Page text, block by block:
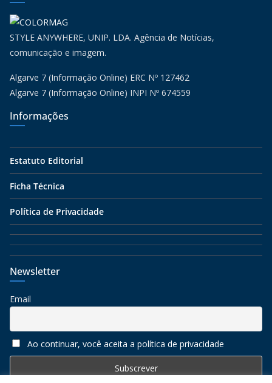
STYLE ANYWHERE, UNIP. LDA. Agência de Notícias,
comunicação e imagem.
Algarve 7 (Informação Online) ERC Nº 127462
Algarve 7 (Informação Online) INPI Nº 674559
Informações
Estatuto Editorial
Ficha Técnica
Política de Privacidade
Newsletter
Email
Ao continuar, você aceita a política de privacidade